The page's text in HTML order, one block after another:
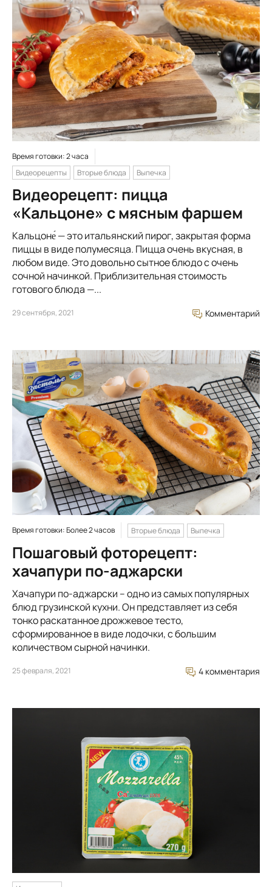
Время готовки: 2 часа
Видеорецепты
Вторые блюда Выпечка
Видеорецепт: пицца
«Кальцоне» с мясным фаршем
Кальцоне́ — это итальянский пирог, закрытая форма
пиццы в виде полумесяца. Пицца очень вкусная, в
любом виде. Это довольно сытное блюдо с очень
сочной начинкой. Приблизительная стоимость
готового блюда —...
29 сентября, 2021 Комментарий
Время готовки: Более 2 часов Вторые блюда Выпечка
Пошаговый фоторецепт:
хачапури по-аджарски
Хачапури по-аджарски – одно из самых популярных
блюд грузинской кухни. Он представляет из себя
тонко раскатанное дрожжевое тесто,
сформированное в виде лодочки, с большим
количеством сырной начинки.
25 февраля, 2021 4 комментария